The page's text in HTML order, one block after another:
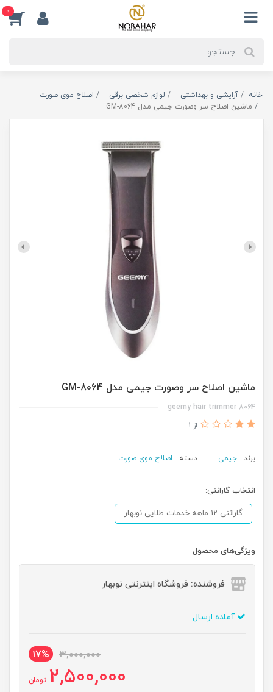
0
خانه آرایشی و بهداشتی لوازم شخصی برقی
اصلاح موی صورت
ماشین اصلاح سر وصورت جیمی مدل GM-8064
ماشین اصلاح سر وصورت جیمی مدل GM-8064
8064 geemy hair trimmer
از 1
برند : جیمی دسته : اصلاح موی صورت
انتخاب گارانتی:
گارانتی 12 ماهه خدمات طلایی نوبهار
ویژگی‌های محصول
فروشنده: فروشگاه اینترنتی نوبهار
آماده ارسال
3,000,000
17%
2,500,000 تومان